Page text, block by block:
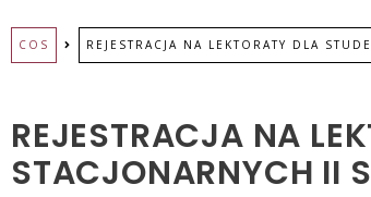
COS REJESTRACJA NA LEKTORATY DLA
REJESTRACJA NA
STACJONARNYCH II